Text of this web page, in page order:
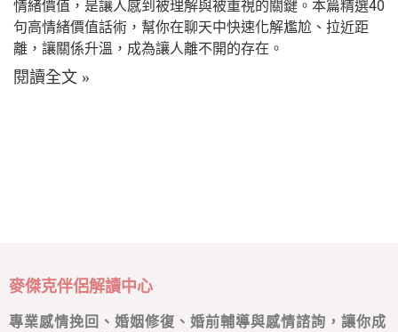
情緒價值，是讓人感到被理解與被重視的關鍵。本篇精選40
句高情緒價值話術，幫你在聊天中快速化解尷尬、拉近距
離，讓關係升溫，成為讓人離不開的存在。
閱讀全文 »
麥傑克伴侶解讀中心
專業感情挽回、婚姻修復、婚前輔導與感情諮詢，讓你成